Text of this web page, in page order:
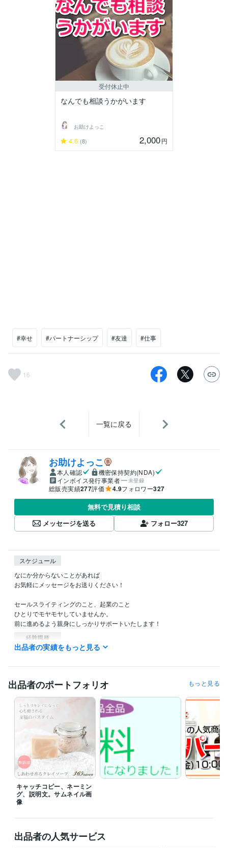
受付休止中
なんでも相談うかがいます
お助けよっこ
4.6 (8) 2,000円
#幸せ #パートナーシップ #友達 #仕事
16
一覧に戻る
お助けよっこ
本人確認
機密保持契約(NDA)
インボイス発行事業者
未登録
総販売実績277評価 4.9フォロワー327
無料で見積り相談
メッセージを送る
フォロー327
スケジュール
なにか分からないことがあれば
お気軽にメッセージをお送りください！
セールスライティングのこと、起業のこと
ひとりでモヤモヤしていませんか。
前に進めるよう親身にしっかりサポートいたします！
経験職種
マーケティング / ブランディング
職歴
熊本市男女共同参画センター「プチ起業はじめの一歩」セミナー
同セミナー●すぐに使えるメールマガジンのコツ
東京商工会議所●女
性の心をつかむと売り上げは伸びる
岩木山観光協会●消費を握る女性
視点から見る「行きたい宿」
岩木山観光協会●30倍売上アップの ネ
ットショップのテク公開 【EC事業者向けセミナー】～女性客を増や
すリピーター育成術～
ビジネス・クリエイティブツール
Wix:15年WordPress:10年 Access:15年
Google スプレッドシート:5年
PowerPoint:15年
得意分野
出品者の実績をもっと見る
出品者のポートフォリオ もっと見る
キャッチコピー、ネーミン
グ、説明文。サムネイル画
像
出品者の人気サービス